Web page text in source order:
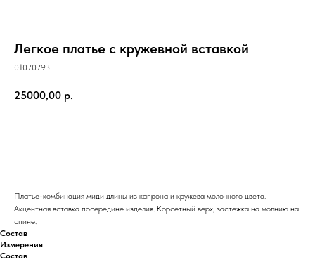
Легкое платье с кружевной вставкой
01070793
25000,00 р.
Платье-комбинация миди длины из капрона и кружева молочного цвета.
Акцентная вставка посередине изделия. Корсетный верх, застежка на молнию на
спине.
Состав
Измерения
Состав